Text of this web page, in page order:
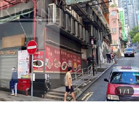
1 / 1